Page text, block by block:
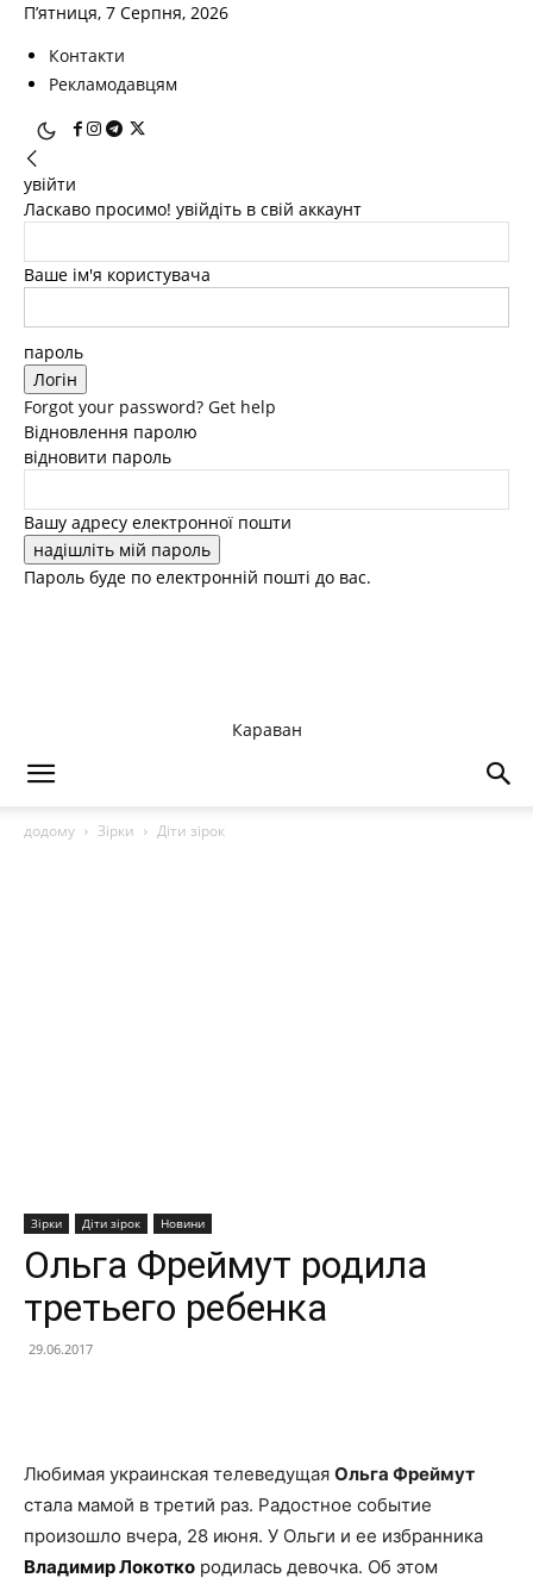
П’ятниця, 7 Серпня, 2026
Контакти
Рекламодавцям
увійти
Ласкаво просимо! увійдіть в свій аккаунт
Ваше ім'я користувача
пароль
Forgot your password? Get help
Відновлення паролю
відновити пароль
Вашу адресу електронної пошти
Пароль буде по електронній пошті до вас.
Караван
додому Зірки Діти зірок
Зірки Діти зірок Новини
Ольга Фреймут родила
третьего ребенка
29.06.2017
Любимая украинская телеведущая Ольга Фреймут
стала мамой в третий раз. Радостное событие
произошло вчера, 28 июня. У Ольги и ее избранника
Владимир Локотко родилась девочка. Об этом